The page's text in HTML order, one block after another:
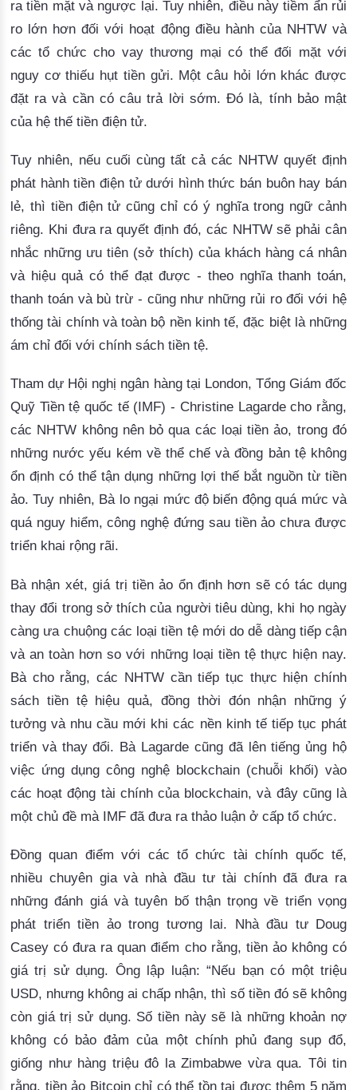
ra tiền mặt và ngược lại. Tuy nhiên, điều này tiềm ẩn rủi
ro lớn hơn đối với hoạt động điều hành của NHTW và
các tổ chức cho vay thương mại có thể đối mặt với
nguy cơ thiếu hụt tiền gửi. Một câu hỏi lớn khác được
đặt ra và cần có câu trả lời sớm. Đó là, tính bảo mật
của hệ thế tiền điện tử.
Tuy nhiên, nếu cuối cùng tất cả các NHTW quyết định
phát hành tiền điện tử dưới hình thức bán buôn hay bán
lẻ, thì tiền điện tử cũng chỉ có ý nghĩa trong ngữ cảnh
riêng. Khi đưa ra quyết định đó, các NHTW sẽ phải cân
nhắc những ưu tiên (sở thích) của khách hàng cá nhân
và hiệu quả có thể đạt được - theo nghĩa thanh toán,
thanh toán và bù trừ - cũng như những rủi ro đối với hệ
thống tài chính và toàn bộ nền kinh tế, đặc biệt là những
ám chỉ đối với chính sách tiền tệ.
Tham dự Hội nghị ngân hàng tại London, Tổng Giám đốc
Quỹ Tiền tệ quốc tế (IMF) - Christine Lagarde cho rằng,
các NHTW không nên bỏ qua các loại tiền ảo, trong đó
những nước yếu kém về thể chế và đồng bản tệ không
ổn định có thể tận dụng những lợi thế bắt nguồn từ tiền
ảo. Tuy nhiên, Bà lo ngại mức độ biến động quá mức và
quá nguy hiểm, công nghệ đứng sau tiền ảo chưa được
triển khai rộng rãi.
Bà nhận xét, giá trị tiền ảo ổn định hơn sẽ có tác dụng
thay đổi trong sở thích của người tiêu dùng, khi họ ngày
càng ưa chuộng các loại tiền tệ mới do dễ dàng tiếp cận
và an
Bà cho rằng, các NHTW cần tiếp tục thực hiện chính
sách tiền tệ hiệu quả, đồng thời đón nhận những ý
tưởng và nhu cầu mới khi các nền kinh tế tiếp tục phát
triển và thay đổi. Bà Lagarde cũng đã lên tiếng ủng hộ
việc ứng dụng công nghệ blockchain (chuỗi khối) vào
các hoạt động tài chính của blockchain, và đây cũng là
một chủ đề mà IMF đã đưa ra thảo luận ở cấp tổ chức.
Đồng quan điểm với các tổ chức tài chính quốc tế,
nhiều chuyên gia và nhà đầu tư tài chính đã đưa ra
những đánh giá và tuyên bố thận trọng về triển vọng
phát triển tiền ảo trong tương lai. Nhà đầu tư Doug
Casey có đưa ra quan điểm cho rằng, tiền ảo không có
giá trị sử dụng. Ông lập luận: “Nếu bạn có một triệu
USD, nhưng không ai chấp nhận, thì số tiền đó sẽ không
còn giá trị sử dụng. Số tiền này sẽ là những khoản nợ
không có bảo đảm của một chính phủ đang sụp đổ,
giống như hàng triệu đô la Zimbabwe vừa qua. Tôi tin
rằng, tiền ảo Bitcoin chỉ có thể tồn tại được thêm 5 năm